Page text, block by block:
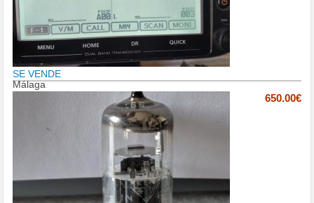
SE VENDE
Málaga
650.00€